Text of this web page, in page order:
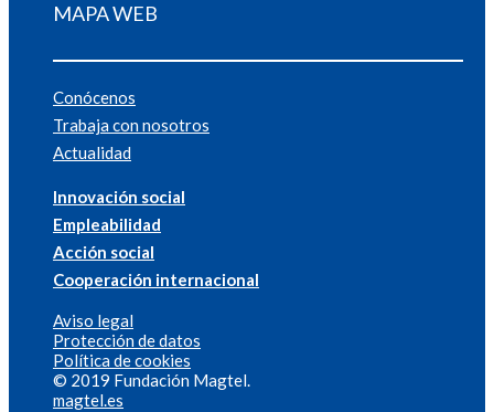
MAPA WEB
Conócenos
Trabaja con nosotros
Actualidad
Innovación social
Empleabilidad
Acción social
Cooperación internacional
Aviso legal
Protección de datos
Política de cookies
© 2019 Fundación Magtel.
magtel.es